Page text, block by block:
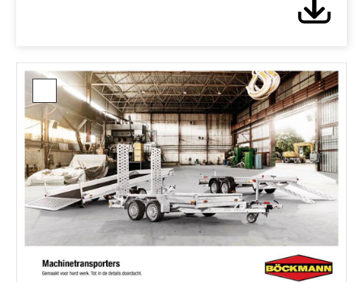
Catalogus
Machinetransporters*